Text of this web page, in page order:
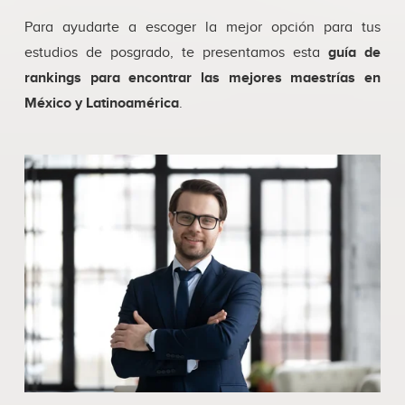
Para ayudarte a escoger la mejor opción para tus
estudios de posgrado, te presentamos esta guía de
rankings para encontrar las mejores maestrías en
México y Latinoamérica.